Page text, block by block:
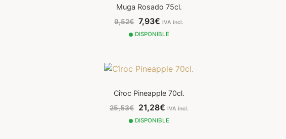
Muga Rosado 75cl.
9,52€ 7,93€IVA incl.
DISPONIBLE
Cîroc Pineapple 70cl.
25,53€ 21,28€ IVA incl.
DISPONIBLE